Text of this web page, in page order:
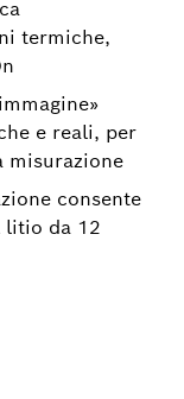
termiche,
e reali, per
misurazione
consente
litio da 12